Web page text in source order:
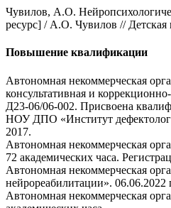
Чувилов, А.О.
ресурс] / А.О. Чувилов // Детская
Повышение квалификации
Автономная некоммерческая
консультативная и
Д23-06/06-002. Присвоена
НОУ ДПО «Институт
2017.
Автономная некоммерческая
72 академических часа.
Автономная некоммерческая
нейрореабилитации».
Автономная некоммерческая